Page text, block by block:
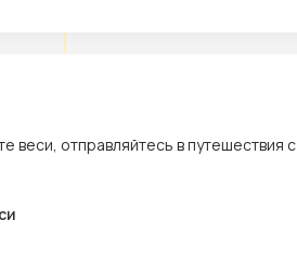
веси, отправляйтесь в путешествия с